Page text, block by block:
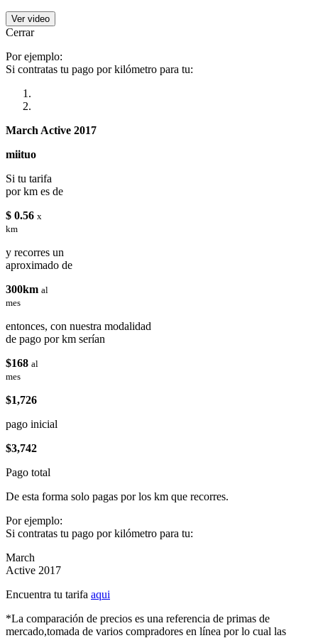
Ver video
Cerrar
Por ejemplo:
Si contratas tu pago por kilómetro para tu:
March Active 2017
miituo
Si tu tarifa
por km es de
$ 0.56 x
km
y recorres un
aproximado de
300km al
mes
entonces, con nuestra modalidad
de pago por km serían
$168 al
mes
$1,726
pago inicial
$3,742
Pago total
De esta forma solo pagas por los km que recorres.
Por ejemplo:
Si contratas tu pago por kilómetro para tu:
March
Active 2017
Encuentra tu tarifa aqui
*La comparación de precios es una referencia de primas de
mercado,tomada de varios compradores en línea por lo cual las